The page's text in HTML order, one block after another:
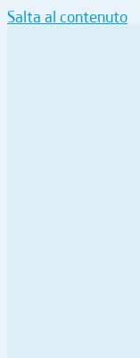
Salta al contenuto